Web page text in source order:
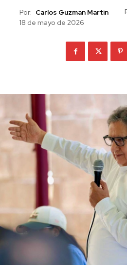
Por: Carlos Guzman Martín
18 de mayo de 2026